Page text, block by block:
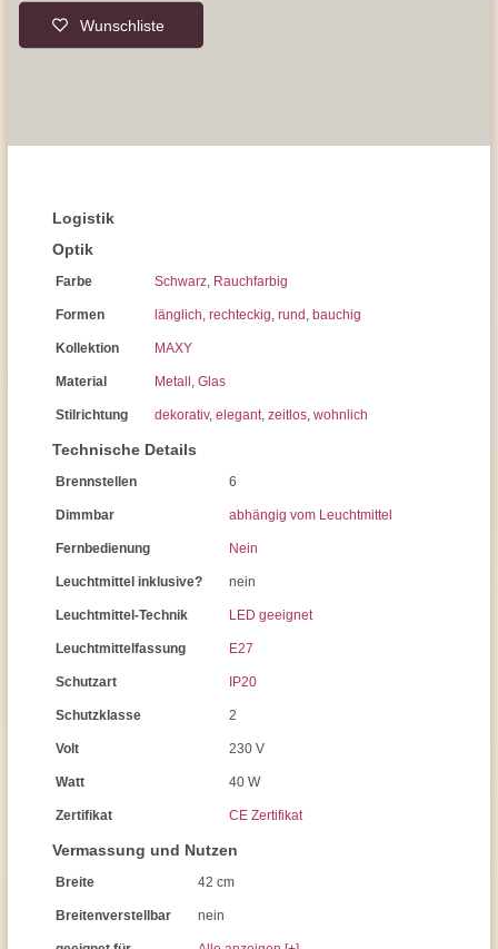
Wunschliste
Logistik
Optik
Farbe Schwarz, Rauchfarbig
Formen länglich, rechteckig, rund , bauchig
Kollektion MAXY
Material Metall , Glas
Stilrichtung dekorativ, elegant, zeitlos, wohnlich
Technische Details
Brennstellen 6
Dimmbar abhängig vom Leuchtmittel
Fernbedienung Nein
Leuchtmittel inklusive? nein
Leuchtmittel-Technik LED geeignet
Leuchtmittelfassung E27
Schutzart IP20
Schutzklasse 2
Volt 230 V
Watt 40 W
Zertifikat CE Zertifikat
Vermassung und Nutzen
Breite 42 cm
Breitenverstellbar nein